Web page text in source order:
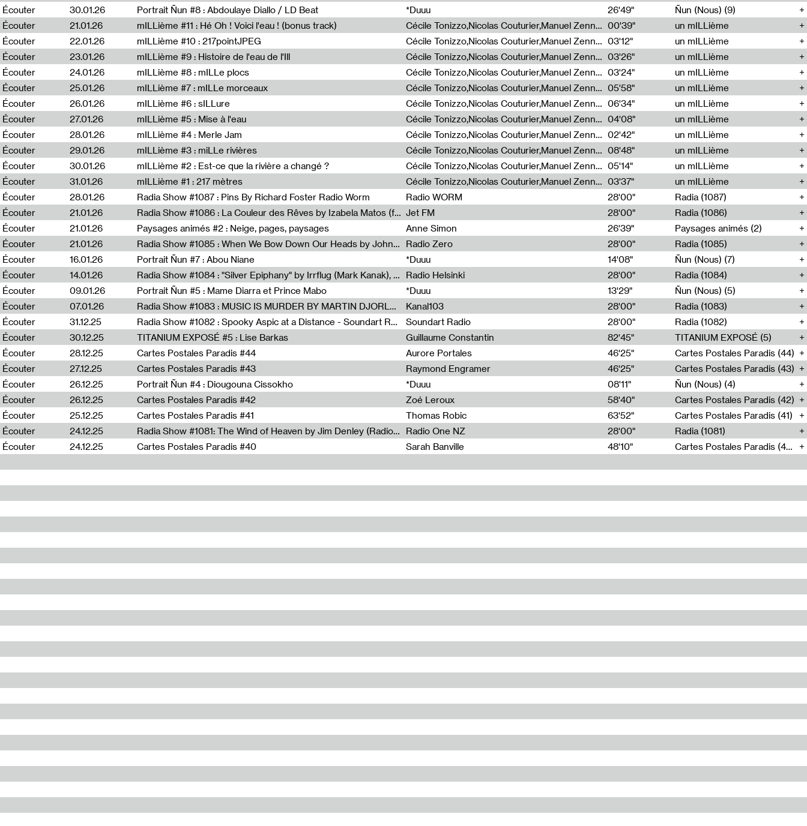
Écouter
30.01.26 Portrait Ñun #8 : Abdoulaye Diallo / LD Beat *Duuu 26'49"
Ñun (Nous) (9)
Écouter
21.01.26 mILLième #11 : Hé Oh ! Voici l'eau ! (bonus track) Cécile Tonizzo,Nicolas Couturier,Manuel Zenner,Aquila Lescene,Curtis Coco,Cyril Magnier 00'39"
un mILLième
Écouter
22.01.26 mILLième #10 : 217pointJPEG Cécile Tonizzo,Nicolas Couturier,Manuel Zenner,Aquila Lescene,Curtis Coco,Cyril Magnier 03'12"
un mILLième
Écouter
23.01.26 mILLième #9 : Histoire de l'eau de l'Ill Cécile Tonizzo,Nicolas Couturier,Manuel Zenner,Aquila Lescene,Curtis Coco,Cyril Magnier 03'26"
un mILLième
Écouter
24.01.26 mILLième #8 : mILLe plocs Cécile Tonizzo,Nicolas Couturier,Manuel Zenner,Aquila Lescene,Curtis Coco,Cyril Magnier 03'24"
un mILLième
Écouter
25.01.26 mILLième #7 : mILLe morceaux Cécile Tonizzo,Nicolas Couturier,Manuel Zenner,Aquila Lescene,Curtis Coco,Cyril Magnier 05'58"
un mILLième
Écouter
26.01.26 mILLième #6 : sILLure Cécile Tonizzo,Nicolas Couturier,Manuel Zenner,Aquila Lescene,Curtis Coco,Cyril Magnier 06'34"
un mILLième
Écouter
27.01.26 mILLième #5 : Mise à l'eau Cécile Tonizzo,Nicolas Couturier,Manuel Zenner,Aquila Lescene,Curtis Coco,Cyril Magnier 04'08"
un mILLième
Écouter
28.01.26 mILLième #4 : Merle Jam Cécile Tonizzo,Nicolas Couturier,Manuel Zenner,Aquila Lescene,Curtis Coco,Cyril Magnier 02'42"
un mILLième
Écouter
29.01.26 mILLième #3 : miLLe rivières Cécile Tonizzo,Nicolas Couturier,Manuel Zenner,Aquila Lescene,Curtis Coco,Cyril Magnier 08'48"
un mILLième
Écouter
30.01.26 mILLième #2 : Est-ce que la rivière a changé ? Cécile Tonizzo,Nicolas Couturier,Manuel Zenner,Aquila Lescene,Curtis Coco,Cyril Magnier 05'14"
un mILLième
Écouter
31.01.26 mILLième #1 : 217 mètres Cécile Tonizzo,Nicolas Couturier,Manuel Zenner,Aquila Lescene,Curtis Coco,Cyril Magnier 03'37"
un mILLième
Écouter
28.01.26 Radia Show #1087 : Pins By Richard Foster Radio Worm Radio WORM 28'00"
Radia (1087)
Écouter
21.01.26 Radia Show #1086 : La Couleur des Rêves by Izabela Matos (for Jet FM) Jet FM 28'00"
Radia (1086)
Écouter
21.01.26 Paysages animés #2 : Neige, pages, paysages Anne Simon 26'39"
Paysages animés (2)
Écouter
21.01.26 Radia Show #1085 : When We Bow Down Our Heads by John Roach (Radia edit, Rádio Zero) Radio Zero 28'00"
Radia (1085)
Écouter
16.01.26 Portrait Ñun #7 : Abou Niane *Duuu 14'08"
Ñun (Nous) (7)
Écouter
14.01.26 Radia Show #1084 : "Silver Epiphany" by Irrflug (Mark Kanak), featuring Jarboe and Blixa Bargeld (for Radio Helsinki) Radio Helsinki 28'00"
Radia (1084)
Écouter
09.01.26 Portrait Ñun #5 : Mame Diarra et Prince Mabo *Duuu 13'29"
Ñun (Nous) (5)
Écouter
07.01.26 Radia Show #1083 : MUSIC IS MURDER BY MARTIN DJORLEV (KANAL103) Kanal103 28'00"
Radia (1083)
Écouter
31.12.25 Radia Show #1082 : Spooky Aspic at a Distance - Soundart Radio Soundart Radio 28'00"
Radia (1082)
Écouter
30.12.25 TITANIUM EXPOSÉ #5 : Lise Barkas Guillaume Constantin 82'45"
TITANIUM EXPOSÉ (5)
Écouter
28.12.25 Cartes Postales Paradis #44 Aurore Portales 46'25"
Cartes Postales Paradis (44)
Écouter
27.12.25 Cartes Postales Paradis #43 Raymond Engramer 46'25"
Cartes Postales Paradis (43)
Écouter
26.12.25 Portrait Ñun #4 : Diougouna Cissokho *Duuu 08'11"
Ñun (Nous) (4)
Écouter
26.12.25 Cartes Postales Paradis #42 Zoé Leroux 58'40"
Cartes Postales Paradis (42)
Écouter
25.12.25 Cartes Postales Paradis #41 Thomas Robic 63'52"
Cartes Postales Paradis (41)
Écouter
24.12.25 Radia Show #1081: The Wind of Heaven by Jim Denley (Radio One 91 FM) Radio One NZ 28'00"
Radia (1081)
Écouter
24.12.25 Cartes Postales Paradis #40 Sarah Banville 48'10" Cartes Postales Paradis (40)